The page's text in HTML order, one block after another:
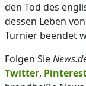
den Tod des
dessen Leben
Turnier beendet
Folgen Sie
Twitter,